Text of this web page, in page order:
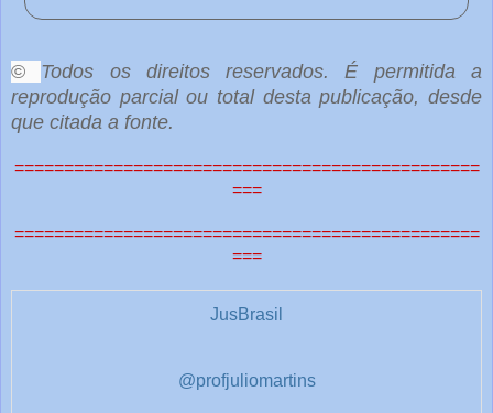
o
c
ê
e
u
r
© Todos os direitos reservados. É permitida a
reprodução parcial ou total desta publicação, desde
que citada a fonte.
===============================================
===
===============================================
===
JusBrasil
@profjuliomartins